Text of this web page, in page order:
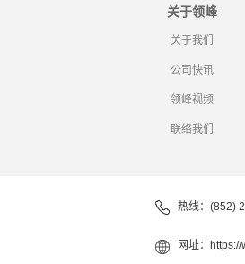
关于领峰
关于我们
公司快讯
领峰视频
联络我们
热线：(852)
网址：